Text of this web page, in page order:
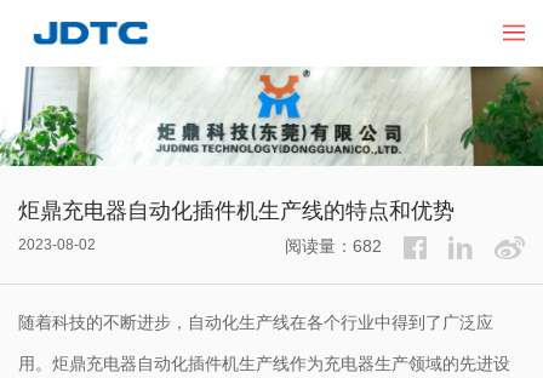
炬鼎充电器自动化插件机生产线的特点和优势
2023-08-02 阅读量：682
随着科技的不断进步，自动化生产线在各个行业中得到了广泛应
用。炬鼎充电器自动化插件机生产线作为充电器生产领域的先进设